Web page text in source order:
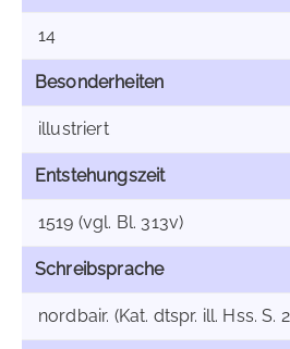
14
Besonderheiten
illustriert
Entstehungszeit
1519 (vgl. Bl. 313v)
Schreibsprache
nordbair. (Kat. dtspr. ill. Hss. S.